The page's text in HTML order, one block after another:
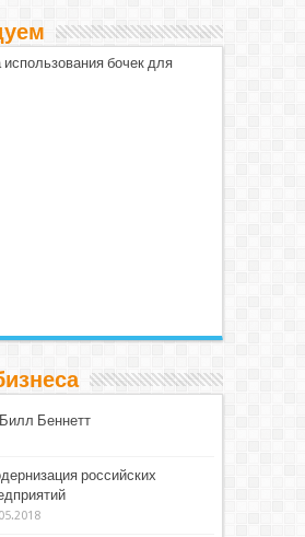
бочек для
Беннетт
российских